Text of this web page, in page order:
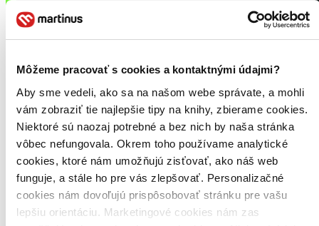
Môžeme pracovať s cookies a kontaktnými údajmi?
Aby sme vedeli, ako sa na našom webe správate, a mohli
vám zobraziť tie najlepšie tipy na knihy, zbierame cookies.
Niektoré sú naozaj potrebné a bez nich by naša stránka
vôbec nefungovala. Okrem toho používame analytické
cookies, ktoré nám umožňujú zisťovať, ako náš web
funguje, a stále ho pre vás zlepšovať. Personalizačné
cookies nám dovoľujú prispôsobovať stránku pre vašu
lepšiu orientáciu. Marketingové cookies nám zas
Zdravé telo v kóme